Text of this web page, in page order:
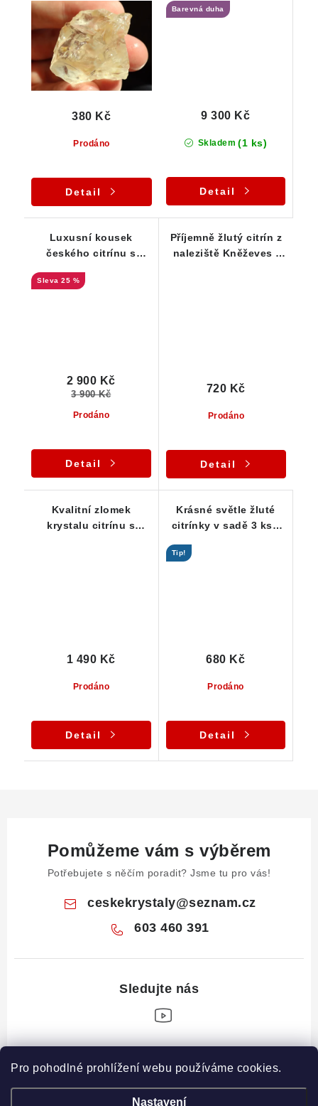
Pro pohodlné prohlížení webu používáme cookies.
Nastavení
Prodáno
380 Kč
Detail
duhou
Barevná duha
Skladem (1 ks)
9 300 Kč
Detail
Luxusní kousek
českého citrínu s
25 %
Prodáno
2 900 Kč
3 900 Kč
Detail
Příjemně žlutý citrín z
naleziště Kněževes /
Prodáno
720 Kč
Detail
Kvalitní zlomek
krystalu citrínu s
Prodáno
1 490 Kč
Detail
Krásné světle žluté
citrínky v sadě 3 ks -
Tip!
Prodáno
680 Kč
Detail
Pomůžeme vám s výběrem
Potřebujete s něčím poradit? Jsme tu pro vás!
ceskekrystaly@seznam.cz
603 460 391
Z
Informace pro vás